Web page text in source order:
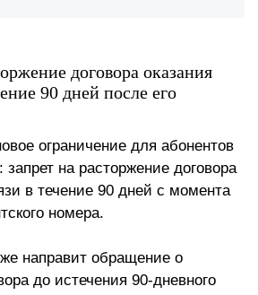
договора оказания
90 дней после его
ограничение для абонентов
на расторжение договора
в течение 90 дней с момента
номера.
направит обращение о
до истечения 90-дневного